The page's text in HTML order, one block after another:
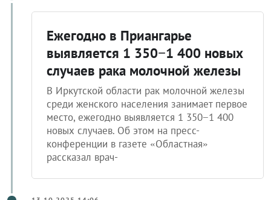
Ежегодно в Приангарье
выявляется 1 350−1 400 новых
случаев рака молочной железы
В Иркутской области рак молочной железы
среди женского населения занимает первое
место, ежегодно выявляется 1 350−1 400
новых случаев. Об этом на пресс-
конференции в газете «Областная»
рассказал врач-